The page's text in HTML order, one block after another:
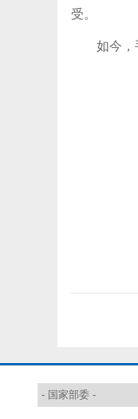
受。
如今，